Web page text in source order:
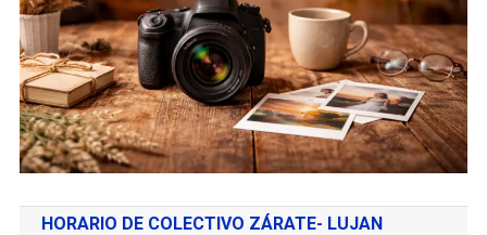
HORARIO DE COLECTIVO ZÁRATE- LUJAN